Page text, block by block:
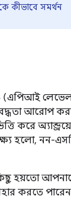
কীভাবে সমর্থন
৯ (এপিআই
আরোপ
করে
হলো, নন-
হয়তো
করতে